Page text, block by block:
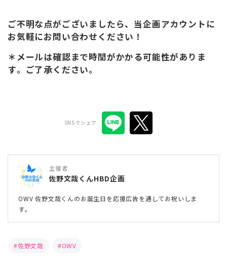
ご不明な点がございましたら、当企画アカウントに
お気軽にお問い合わせください！
＊メールは確認まで時間がかかる可能性がありま
す。ご了承ください。
SNSでシェア
主催者
佐野文哉くんHBD企画
OWV 佐野文哉くんのお誕生日を応援広告を通してお祝いしま
す。
佐野文哉 OWV